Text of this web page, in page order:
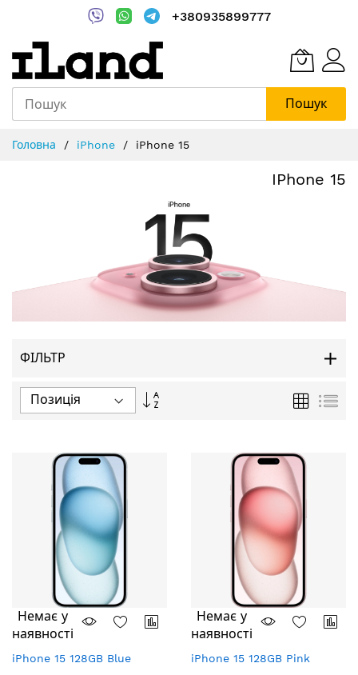
+380935899777
Пошук
Головна iPhone iPhone 15
IPhone 15
ФІЛЬТР
Сортувати
Таблиця
Немає у
наявності
iPhone 15 128GB Blue
Немає у
наявності
iPhone 15 128GB Pink